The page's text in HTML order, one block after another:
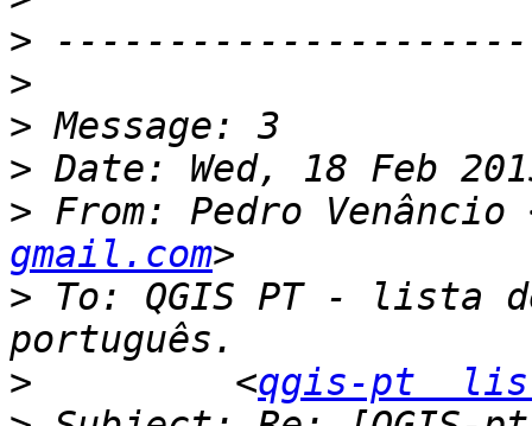
>
>
>
>
> From: Pedro Venâncio
gmail.com
> To: QGIS PT - lista
>
         <
qgis-pt